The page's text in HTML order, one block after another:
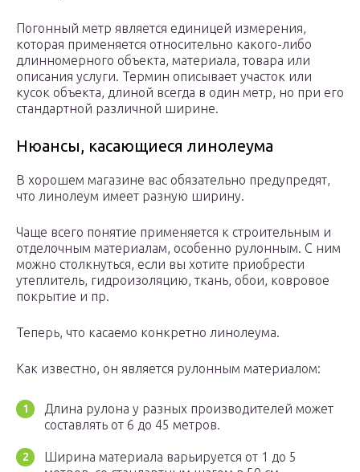
Погонный метр является единицей измерения,
которая применяется относительно какого-либо
длинномерного объекта, материала, товара или
описания услуги. Термин описывает участок или
кусок объекта, длиной всегда в один метр, но при его
стандартной различной ширине.
Нюансы, касающиеся линолеума
В хорошем магазине вас обязательно предупредят,
что линолеум имеет разную ширину.
Чаще всего понятие применяется к строительным и
отделочным материалам, особенно рулонным. С ним
можно столкнуться, если вы хотите приобрести
утеплитель, гидроизоляцию, ткань, обои, ковровое
покрытие и пр.
Теперь, что касаемо конкретно линолеума.
Как известно, он является рулонным материалом:
Длина рулона у разных производителей может
составлять от 6 до 45 метров.
Ширина материала варьируется от 1 до 5